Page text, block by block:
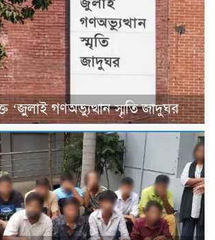
‘জুলাই গণঅভ্যুত্থান স্মৃতি জাদুঘর